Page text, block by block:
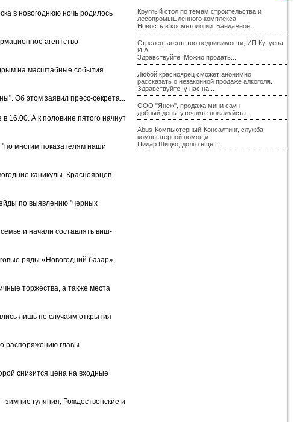
в новогоднюю ночь родилось
агентство
на масштабные события.
Об этом заявил пресс-секрета...
16.00. А к половине пятого начнут
многим показателям наши
каникулы. Красноярцев
по выявлению "черных
и начали составлять виш-
ряды «Новогодний базар»,
торжества, а также места
лишь по случаям открытия
распоряжению главы
снизится цена на входные
зимние гуляния, Рождественские и
Круглый стол по темам строительства и
лесопромышленного комплекса
Новость в косметологии. Бандажное...
Стрелец, агентство недвижимости, ИП Кутуева
И.А.
Здравствуйте! Можно продать...
Любой красноярец сможет анонимно
рассказать о незаконной продаже алкоголя.
Здравствуйте, у нас на...
ООО "Янеж", продажа мини саун
добрый день. уточните пожалуйста...
Abus-Компьютерный-Консалтинг, служба
компьютерной помощи
Пидар Шицко, долго еще...